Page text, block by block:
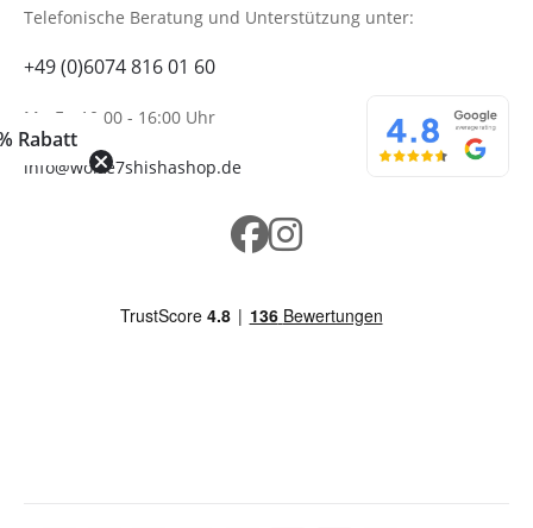
Rabatt
Telefonische Beratung und Unterstützung unter:
+49 (0)6074 816 01 60
Mo-Fr. 10:00 - 16:00 Uhr
info@wolke7shishashop.de